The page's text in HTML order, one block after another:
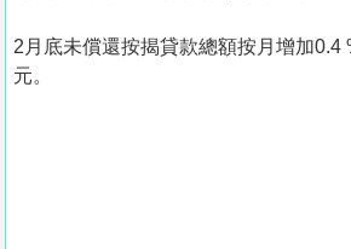
2月底未償還按揭貸款總額按月增加0.4
元。